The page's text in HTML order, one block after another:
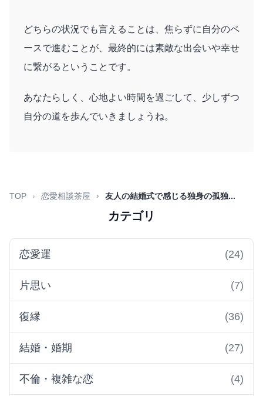
どちらの状況でも言えることは、焦らずに自分のペ
ースで進むことが、最終的には素敵な出会いや幸せ
に繋がるということです。
あなたらしく、心地よい時間を過ごして、少しずつ
自分の道を歩んでいきましょうね。
TOP 恋愛相談茶屋 友人の結婚式で感じる独身の孤独...
カテゴリ
恋愛運 (24)
片思い (7)
復縁 (36)
結婚・婚期 (27)
不倫・複雑な恋 (4)